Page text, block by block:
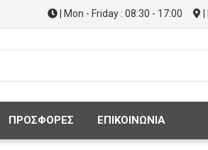
| Mon - Friday : 08:30 - 17:00
ΠΡΟΣΦΟΡΕΣ ΕΠΙΚΟΙΝΩΝΙΑ